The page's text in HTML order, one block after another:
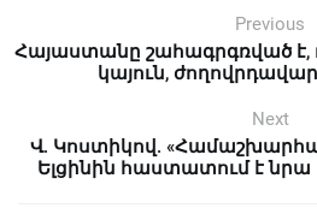
Previous
Հայաստանը շահագրգռված է,
կայուն,
Next
Վ. Կոստիկով.
Ելցինին հաստատում է նրա